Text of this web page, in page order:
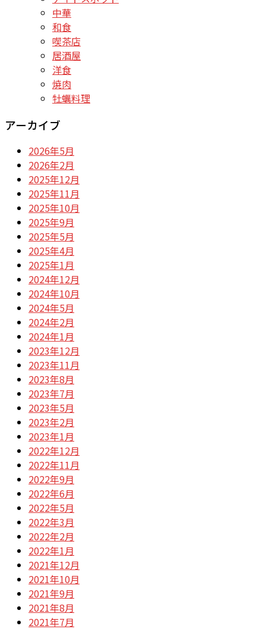
中華
和食
喫茶店
居酒屋
洋食
焼肉
牡蠣料理
アーカイブ
2026年5月
2026年2月
2025年12月
2025年11月
2025年10月
2025年9月
2025年5月
2025年4月
2025年1月
2024年12月
2024年10月
2024年5月
2024年2月
2024年1月
2023年12月
2023年11月
2023年8月
2023年7月
2023年5月
2023年2月
2023年1月
2022年12月
2022年11月
2022年9月
2022年6月
2022年5月
2022年3月
2022年2月
2022年1月
2021年12月
2021年10月
2021年9月
2021年8月
2021年7月